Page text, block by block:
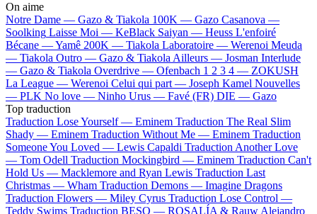
On aime
Notre Dame — Gazo & Tiakola 100K — Gazo Casanova —
Soolking Laisse Moi — KeBlack Saiyan — Heuss L'enfoiré
Bécane —Yamê 200K — Tiakola Laboratoire — Werenoi Meuda
— Tiakola Outro — Gazo & TiakolaAilleurs — Josman Interlude
— Gazo & Tiakola Overdrive — Ofenbach 1 2 3 4 — ZOKUSH
La League — Werenoi Celui qui part — Joseph Kamel Nouvelles
— PLK No love — Ninho Urus — Favé (FR) DIE — Gazo
Top traduction
Traduction Lose Yourself — Eminem Traduction The Real Slim
Shady — Eminem Traduction Without Me — Eminem Traduction
Someone You Loved — Lewis Capaldi Traduction Another Love
— Tom Odell Traduction Mockingbird — Eminem Traduction Can't
Hold Us — Macklemore and Ryan Lewis Traduction Last
Christmas — Wham Traduction Demons — Imagine Dragons
Traduction Flowers — Miley Cyrus Traduction Lose Control —
Teddy Swims Traduction BESO — ROSALÍA & Rauw Alejandro